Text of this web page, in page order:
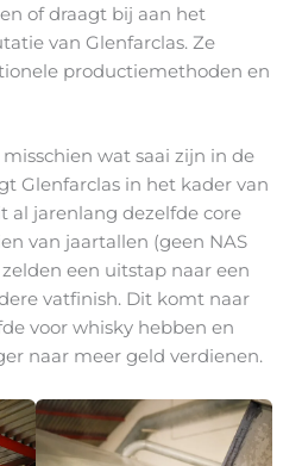
of draagt bij aan het
van Glenfarclas. Ze
productiemethoden en
wat saai zijn in de
Glenfarclas in het kader van
al jarenlang dezelfde core
van jaartallen (geen NAS
een uitstap naar een
vatfinish. Dit komt naar
voor whisky hebben en
naar meer geld verdienen.